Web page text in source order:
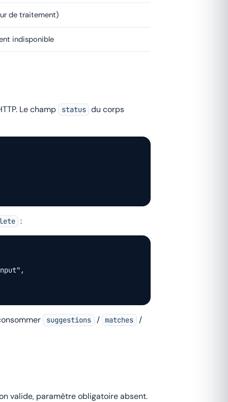
de traitement)
indisponible
Le champ status du corps
:
suggestions / matches /
valide, paramètre obligatoire absent.